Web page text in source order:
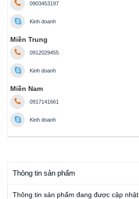
0903453197
Kinh doanh
Miền Trung
0912029455
Kinh doanh
Miền Nam
0917141661
Kinh doanh
Thông tin sản phẩm
Thông tin sản phẩm đang được cập nhật